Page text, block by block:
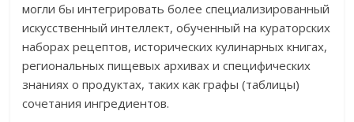
могли бы интегрировать более специализированный
искусственный интеллект, обученный на кураторских
наборах рецептов, исторических кулинарных книгах,
региональных пищевых архивах и специфических
знаниях о продуктах, таких как графы (таблицы)
сочетания ингредиентов.